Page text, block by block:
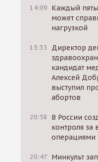
14:09 Каждый
может
нагрузкой
15:33
Директор
кандидат
Алексей
выступил
абортов
20:58
В России
контроля
операциями
20:47 Минкульт